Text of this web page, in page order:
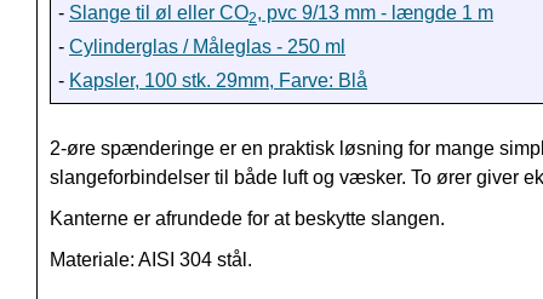
- Slange til øl eller CO2, pvc 9/13 mm - længde 1 m
- Cylinderglas / Måleglas - 250 ml
- Kapsler, 100 stk. 29mm, Farve: Blå
2-øre spænderinge er en praktisk løsning for mange
slangeforbindelser til både luft og væsker. To ører giver
Kanterne er afrundede for at beskytte slangen.
Materiale: AISI 304 stål.